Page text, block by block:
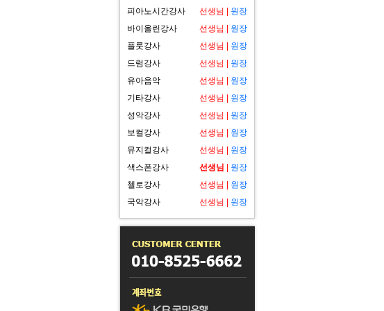
피아노시간강사
선생님
원장
바이올린강사
선생님
원장
플룻강사
선생님
원장
드럼강사
선생님
원장
유아음악
선생님
원장
기타강사
선생님
원장
성악강사
선생님
원장
보컬강사
선생님
원장
뮤지컬강사
선생님
원장
색스폰강사
선생님
원장
첼로강사
선생님
원장
국악강사
선생님 원장